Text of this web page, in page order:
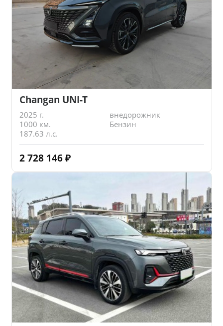
Changan UNI-T
2025 г.
внедорожник
1000 км.
Бензин
187.63 л.с.
2 728 146 ₽